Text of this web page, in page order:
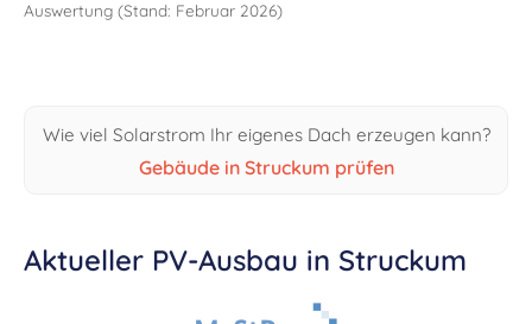
Auswertung (Stand: Februar 2026)
Wie viel Solarstrom Ihr eigenes Dach erzeugen kann?
Gebäude in Struckum prüfen
Aktueller PV-Ausbau in Struckum